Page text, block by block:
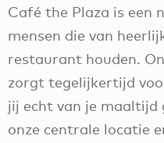
Café the Plaza is een
mensen die van
restaurant houden.
zorgt tegelijkertijd
jij echt van je
onze centrale locatie